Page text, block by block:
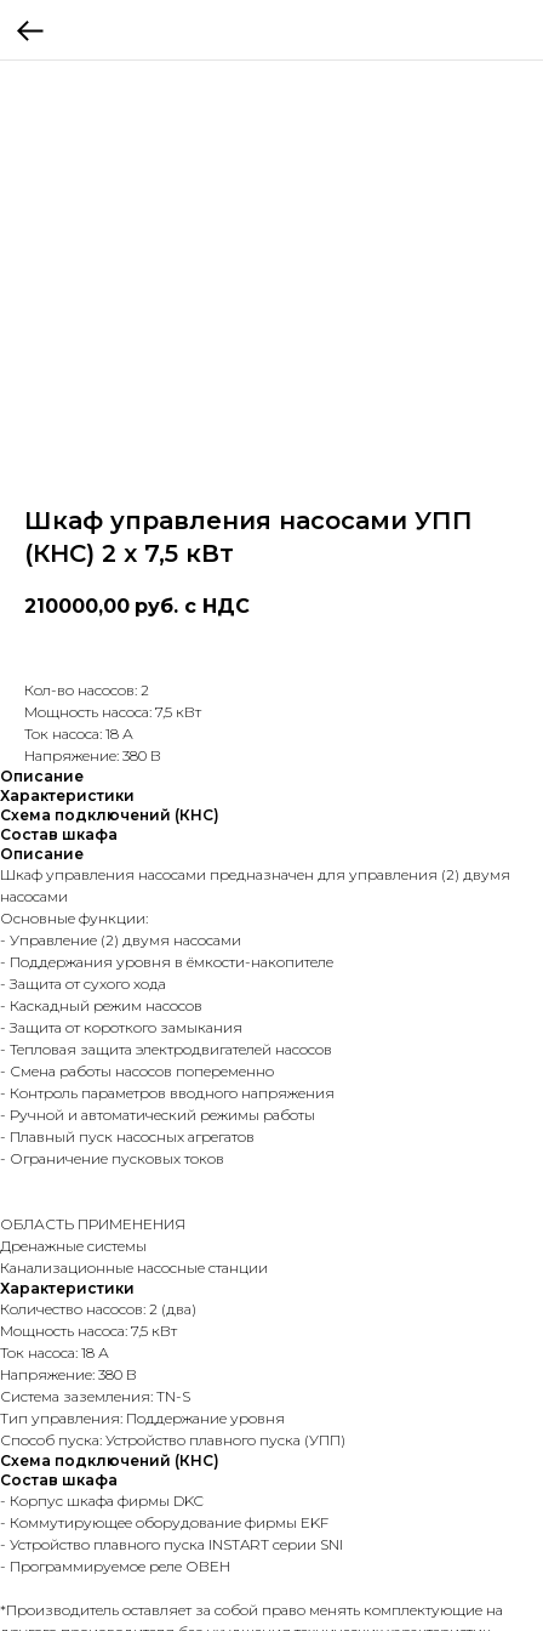
Шкаф управления насосами УПП
(КНС) 2 х 7,5 кВт
210000,00 руб. с НДС
Кол-во насосов: 2
Мощность насоса: 7,5 кВт
Ток насоса: 18 А
Напряжение: 380 В
Описание
Характеристики
Схема подключений (КНС)
Состав шкафа
Описание
Шкаф управления насосами предназначен для управления (2) двумя
насосами
Основные функции:
- Управление (2) двумя насосами
- Поддержания уровня в ёмкости-накопителе
- Защита от сухого хода
- Каскадный режим насосов
- Защита от короткого замыкания
- Тепловая защита электродвигателей насосов
- Смена работы насосов попеременно
- Контроль параметров вводного напряжения
- Ручной и автоматический режимы работы
- Плавный пуск насосных агрегатов
- Ограничение пусковых токов
ОБЛАСТЬ ПРИМЕНЕНИЯ
Дренажные системы
Канализационные насосные станции
Характеристики
Количество насосов: 2 (два)
Мощность насоса: 7,5 кВт
Ток насоса: 18 А
Напряжение: 380 В
Система заземления: TN-S
Тип управления: Поддержание уровня
Способ пуска: Устройство плавного пуска (УПП)
Схема подключений (КНС)
Состав шкафа
- Корпус шкафа фирмы DKC
- Коммутирующее оборудование фирмы EKF
- Устройство плавного пуска INSTART серии SNI
- Программируемое реле ОВЕН
*Производитель оставляет за собой право менять комплектующие на